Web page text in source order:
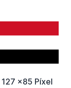
127 x85 Píxel